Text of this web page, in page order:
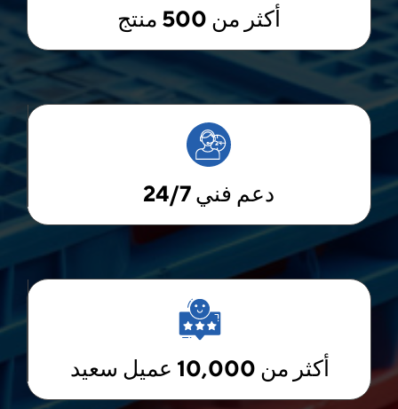
أكثر من 500 منتج
دعم فني 24/7
أكثر من 10,000 عميل سعيد